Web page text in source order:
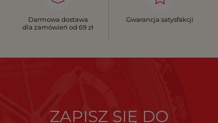
Darmowa dostawa
dla zamówień od 69 zł
Gwarancja satysfakcji
ZAPISZ SIĘ DO